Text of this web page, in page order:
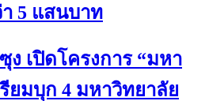
5 แสนบาท
เปิดโครงการ “มหา
ยมบุก 4 มหาวิทยาลัย